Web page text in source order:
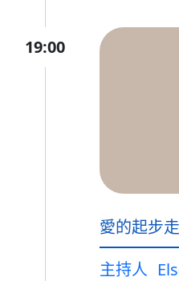
19:00
愛的起步走
主持人